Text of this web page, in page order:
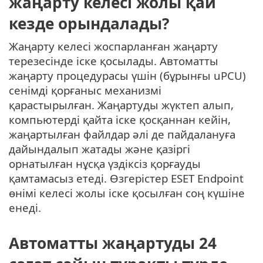
кезде орындалады?
Жаңарту келесі жоспарланған жаңарту
терезесінде іске қосылады. Автоматты
жаңарту процедурасы үшін (бұрынғы uPCU)
сенімді қорғаныс механизмі
қарастырылған. Жаңартуды жүктеп алып,
компьютерді қайта іске қосқаннан кейін,
жаңартылған файлдар әлі де пайдалануға
дайындалып жатады және қазіргі
орнатылған нұсқа үздіксіз қорғауды
қамтамасыз етеді. Өзгерістер ESET Endpoint
өнімі келесі жолы іске қосылған соң күшіне
енеді.
Автоматты жаңартуды 24